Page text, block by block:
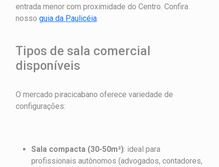
entrada menor com proximidade do Centro. Confira
nosso guia da Paulicéia.
Tipos de sala comercial
disponíveis
O mercado piracicabano oferece variedade de
configurações:
Sala compacta (30-50m²): ideal para
profissionais autônomos (advogados, contadores,